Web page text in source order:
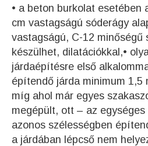
• a beton burkolat esetében
cm vastagságú sóderágy
vastagságú, C-12 minőségű
készülhet, dilatációkkal,•
járdaépítésre első
építendő járda minimum 1,5
míg ahol már egyes
megépült, ott – az
azonos szélességben
a járdában lépcső nem